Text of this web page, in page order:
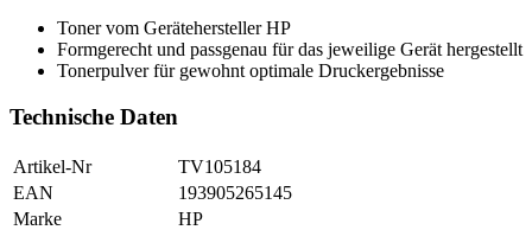
Toner vom Gerätehersteller HP
Formgerecht und passgenau für das jeweilige Gerät hergestellt
Tonerpulver für gewohnt optimale Druckergebnisse
Technische Daten
Artikel-Nr
TV105184
EAN
193905265145
Marke
HP